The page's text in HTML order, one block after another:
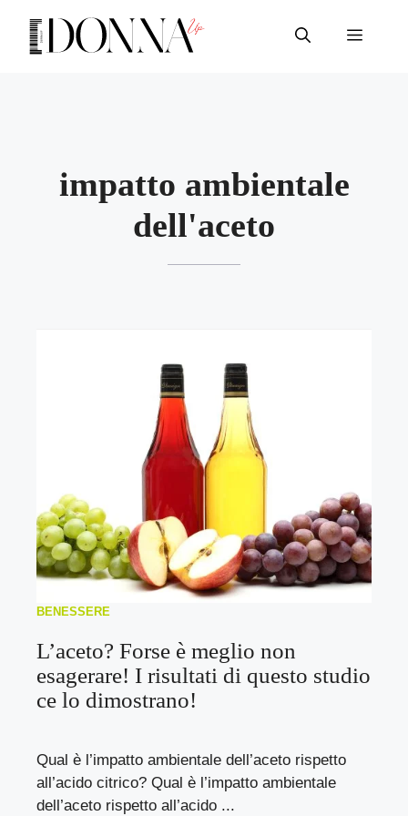
contenuto
Menu
impatto ambientale
dell'aceto
BENESSERE
L’aceto? Forse è meglio non
esagerare! I risultati di questo studio
ce lo dimostrano!
Qual è l’impatto ambientale dell’aceto rispetto
all’acido citrico? Qual è l’impatto ambientale
dell’aceto rispetto all’acido ...